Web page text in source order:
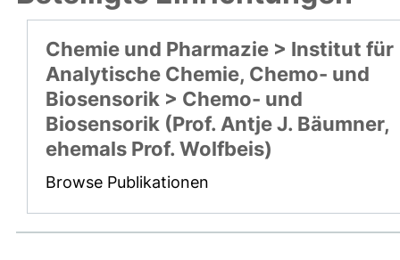
Chemie und Pharmazie > Institut für
Analytische Chemie, Chemo- und
Biosensorik > Chemo- und
Biosensorik (Prof. Antje J. Bäumner,
ehemals Prof. Wolfbeis)
Browse Publikationen